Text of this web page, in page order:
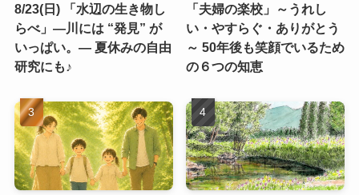
8/23(日) 「水辺の生き物し
らべ」―川には “発見” が
いっぱい。― 夏休みの自由
研究にも♪
「夫婦の楽校」～うれし
い・やすらぐ・ありがとう
～ 50年後も笑顔でいるため
の６つの知恵